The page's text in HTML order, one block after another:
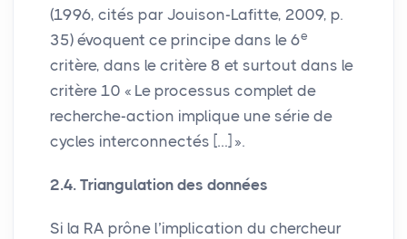
(1996, cités par Jouison-Lafitte, 2009, p.
35) évoquent ce principe dans le 6e
critère, dans le critère 8 et surtout dans le
critère 10 « Le processus complet de
recherche-action implique une série de
cycles interconnectés […] ».
2.4. Triangulation des données
Si la RA prône l’implication du chercheur